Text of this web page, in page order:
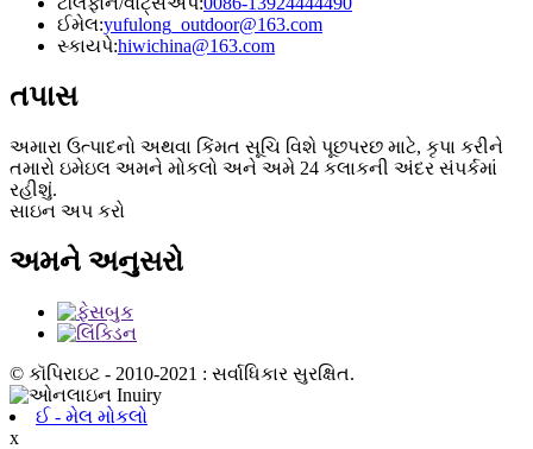
ઈમેલ:yufulong_outdoor@163.com
સ્કાયપે:hiwichina@163.com
તપાસ
અમારા ઉત્પાદનો અથવા કિંમત સૂચિ વિશે પૂછપરછ માટે, કૃપા કરીને
તમારો ઇમેઇલ અમને મોકલો અને અમે 24 કલાકની અંદર સંપર્કમાં
રહીશું.
સાઇન અપ કરો
અમને અનુસરો
© કૉપિરાઇટ - 2010-2021 : સર્વાધિકાર સુરક્ષિત.
ઈ - મેલ મોકલો
x